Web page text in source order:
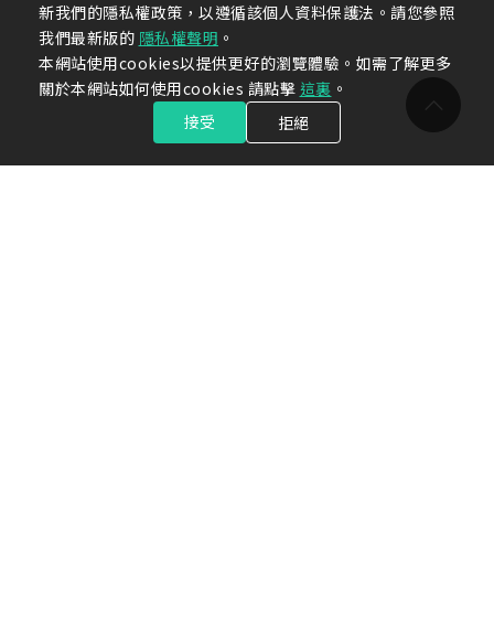
新我們的隱私權政策，以遵循該個人資料保護法。請您參照
我們最新版的 隱私權聲明 。
本網站使用cookies以提供更好的瀏覽體驗。如需了解更多
關於本網站如何使用cookies 請點擊 這裏 。
接受
拒絕